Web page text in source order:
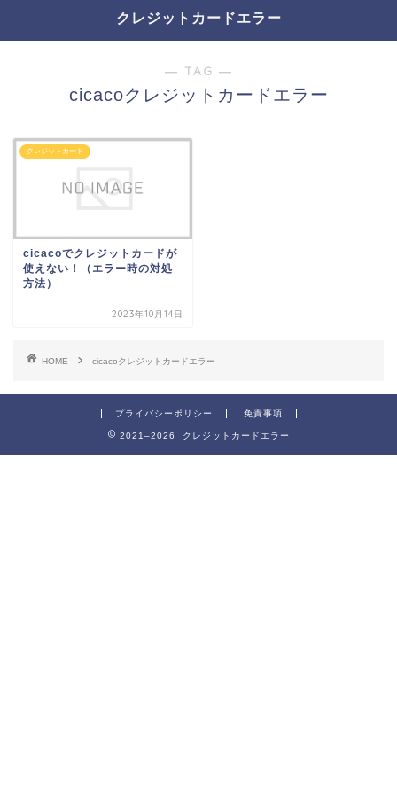
クレジットカードエラー
― TAG ―
cicacoクレジットカードエラー
クレジットカード
cicacoでクレジットカードが
使えない！（エラー時の対処
方法）
2023年10月14日
HOME cicacoクレジットカードエラー
プライバシーポリシー 免責事項
2021–2026 クレジットカードエラー